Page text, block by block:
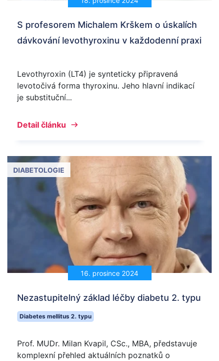
S profesorem Michalem Krškem o úskalích
dávkování levothyroxinu v každodenní praxi
Levothyroxin (LT4) je synteticky připravená
levotočivá forma thyroxinu. Jeho hlavní indikací
je substituční...
Detail článku
16. prosince 2024
DIABETOLOGIE
Nezastupitelný základ léčby diabetu 2. typu
Diabetes mellitus 2. typu
Prof. MUDr. Milan Kvapil, CSc., MBA, představuje
komplexní přehled aktuálních poznatků o